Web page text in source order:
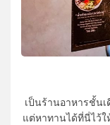
เป็นร้านอาหารชั้น
แต่หาทานได้ที่นี่ไว้ใ